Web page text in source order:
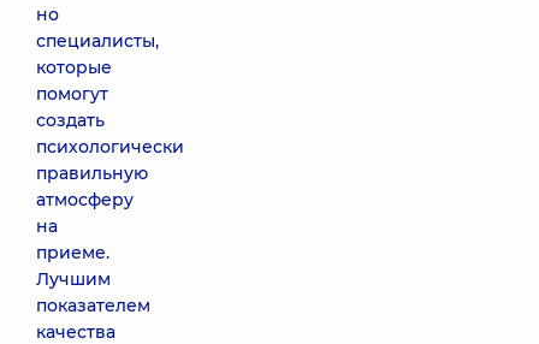
но
специалисты,
которые
помогут
создать
психологически
правильную
атмосферу
на
приеме.
Лучшим
показателем
качества